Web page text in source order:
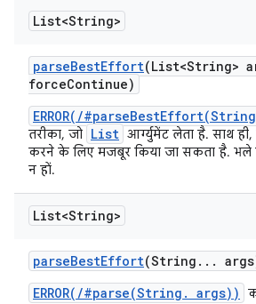
List<String>
parseBestEffort(List<String>
forceContinue)
ERROR(/
तरीका, जो List आर्ग्युमेंट लेता है. साथ
करने के लिए मजबूर किया जा सकता है. भले
न हों.
List<String>
parseBestEffort(String . . .
ERROR(/#parse(String. args))